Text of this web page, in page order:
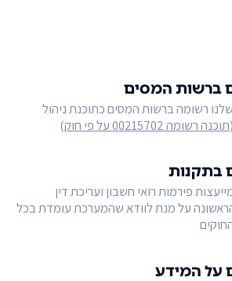
ברשות המסים
רשומה ברשות המסים כתוכנת ניהול
תוכנה רשומה 00215702 על פי חוק )
בתקנות
פירמות רואי חשבון ועריכת דין
על מנת לוודא שהמערכת עומדת בכל
על המידע